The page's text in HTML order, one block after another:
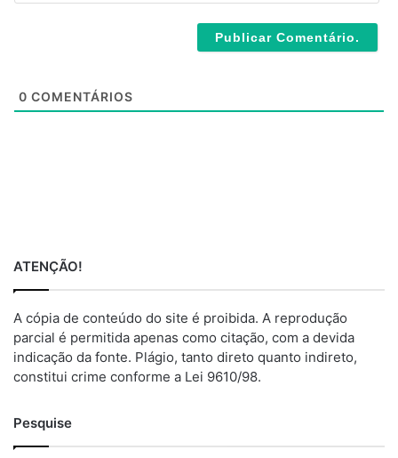
0 COMENTÁRIOS
ATENÇÃO!
A cópia de conteúdo do site é proibida. A reprodução
parcial é permitida apenas como citação, com a devida
indicação da fonte. Plágio, tanto direto quanto indireto,
constitui crime conforme a Lei 9610/98.
Pesquise